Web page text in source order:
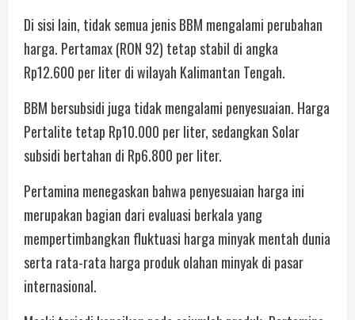
Di sisi lain, tidak semua jenis BBM mengalami perubahan
harga. Pertamax (RON 92) tetap stabil di angka
Rp12.600 per liter di wilayah Kalimantan Tengah.
BBM bersubsidi juga tidak mengalami penyesuaian. Harga
Pertalite tetap Rp10.000 per liter, sedangkan Solar
subsidi bertahan di Rp6.800 per liter.
Pertamina menegaskan bahwa penyesuaian harga ini
merupakan bagian dari evaluasi berkala yang
mempertimbangkan fluktuasi harga minyak mentah dunia
serta rata-rata harga produk olahan minyak di pasar
internasional.